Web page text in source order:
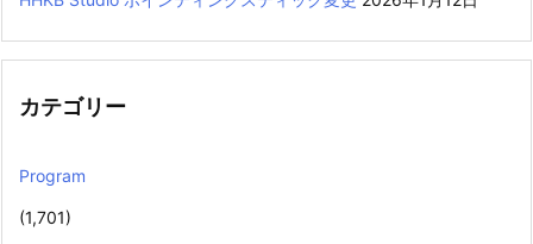
カテゴリー
Program
(1,701)